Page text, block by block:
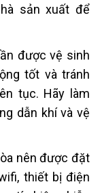
sản xuất để
được vệ sinh
tốt và tránh
tục. Hãy làm
dẫn khí và vệ
nên được đặt
thiết bị điện